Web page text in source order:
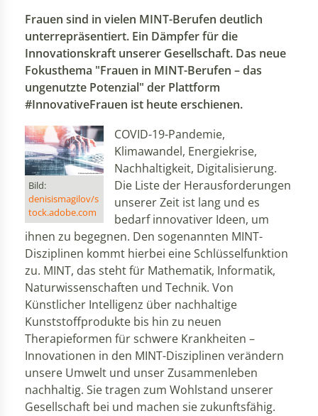
Frauen sind in vielen MINT-Berufen deutlich
unterrepräsentiert. Ein Dämpfer für die
Innovationskraft unserer Gesellschaft. Das neue
Fokusthema "Frauen in MINT-Berufen – das
ungenutzte Potenzial" der Plattform
#InnovativeFrauen ist heute erschienen.
Bild:
denisismagilov/s
tock.adobe.com
COVID-19-Pandemie,
Klimawandel, Energiekrise,
Nachhaltigkeit, Digitalisierung.
Die Liste der Herausforderungen
unserer Zeit ist lang und es
bedarf innovativer Ideen, um
ihnen zu begegnen. Den sogenannten MINT-
Disziplinen kommt hierbei eine Schlüsselfunktion
zu. MINT, das steht für Mathematik, Informatik,
Naturwissenschaften und Technik. Von
Künstlicher Intelligenz über nachhaltige
Kunststoffprodukte bis hin zu neuen
Therapieformen für schwere Krankheiten –
Innovationen in den MINT-Disziplinen verändern
unsere Umwelt und unser Zusammenleben
nachhaltig. Sie tragen zum Wohlstand unserer
Gesellschaft bei und machen sie zukunftsfähig.